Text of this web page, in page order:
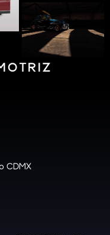
CDMX